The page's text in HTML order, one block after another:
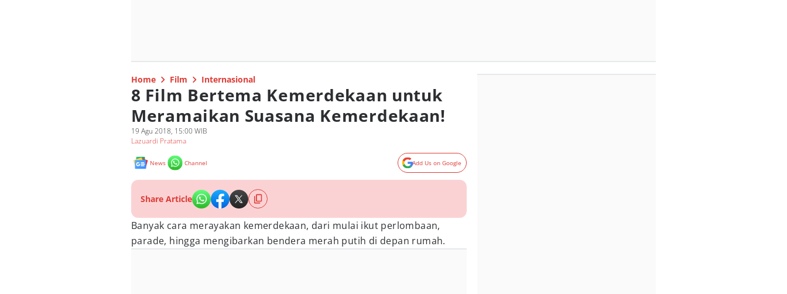
Home Film Internasional
8 Film Bertema Kemerdekaan untuk
Meramaikan Suasana Kemerdekaan!
19 Agu 2018, 15:00 WIB
Lazuardi Pratama
News Channel Add Us on Google
Share Article
Banyak cara merayakan kemerdekaan, dari mulai ikut perlombaan,
parade, hingga mengibarkan bendera merah putih di depan rumah.